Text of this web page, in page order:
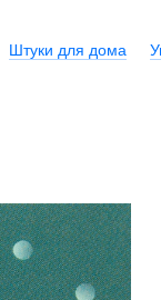
Штуки для дома